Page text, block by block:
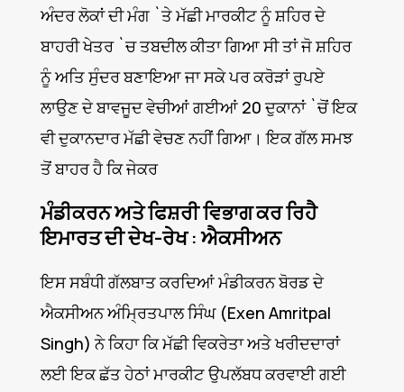
ਅੰਦਰ ਲੋਕਾਂ ਦੀ ਮੰਗ `ਤੇ ਮੱਛੀ ਮਾਰਕੀਟ ਨੂੰ ਸ਼ਹਿਰ ਦੇ
ਬਾਹਰੀ ਖੇਤਰ `ਚ ਤਬਦੀਲ ਕੀਤਾ ਗਿਆ ਸੀ ਤਾਂ ਜੋ ਸ਼ਹਿਰ
ਨੂੰ ਅਤਿ ਸੁੰਦਰ ਬਣਾਇਆ ਜਾ ਸਕੇ ਪਰ ਕਰੋੜਾਂ ਰੁਪਏ
ਲਾਉਣ ਦੇ ਬਾਵਜੂਦ ਵੇਚੀਆਂ ਗਈਆਂ 20 ਦੁਕਾਨਾਂ `ਚੋਂ ਇਕ
ਵੀ ਦੁਕਾਨਦਾਰ ਮੱਛੀ ਵੇਚਣ ਨਹੀਂ ਗਿਆ। ਇਕ ਗੱਲ ਸਮਝ
ਤੋਂ ਬਾਹਰ ਹੈ ਕਿ ਜੇਕਰ
ਮੰਡੀਕਰਨ ਅਤੇ ਫਿਸ਼ਰੀ ਵਿਭਾਗ ਕਰ ਰਿਹੈ
ਇਮਾਰਤ ਦੀ ਦੇਖ-ਰੇਖ : ਐਕਸੀਅਨ
ਇਸ ਸਬੰਧੀ ਗੱਲਬਾਤ ਕਰਦਿਆਂ ਮੰਡੀਕਰਨ ਬੋਰਡ ਦੇ
ਐਕਸੀਅਨ ਅੰਮ੍ਰਿਤਪਾਲ ਸਿੰਘ (Exen Amritpal
Singh) ਨੇ ਕਿਹਾ ਕਿ ਮੱਛੀ ਵਿਕਰੇਤਾ ਅਤੇ ਖਰੀਦਦਾਰਾਂ
ਲਈ ਇਕ ਛੱਤ ਹੇਠਾਂ ਮਾਰਕੀਟ ਉਪਲੱਬਧ ਕਰਵਾਈ ਗਈ